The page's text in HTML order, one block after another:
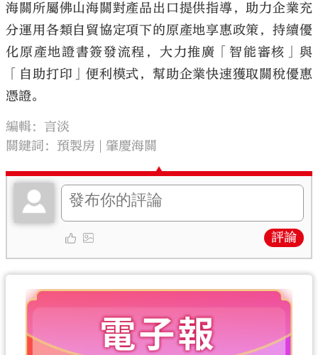
海關所屬佛山海關對產品出口提供指導，助力企業充
分運用各類自貿協定項下的原產地享惠政策，持續優
化原產地證書簽發流程，大力推廣「智能審核」與
「自助打印」便利模式，幫助企業快速獲取關稅優惠
憑證。
編輯：言淡
關鍵詞：預製房 肇慶海關
評論